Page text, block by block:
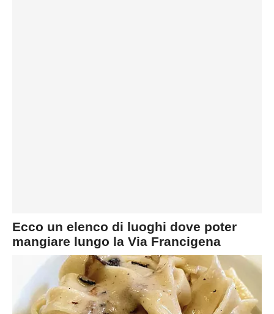
Ecco un elenco di luoghi dove poter
mangiare lungo la Via Francigena